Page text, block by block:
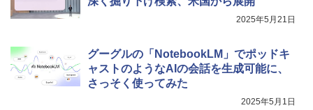
2025年5月21日
グーグルの「NotebookLM」でポッドキ
ャストのようなAIの会話を生成可能に、
さっそく使ってみた
2025年5月1日